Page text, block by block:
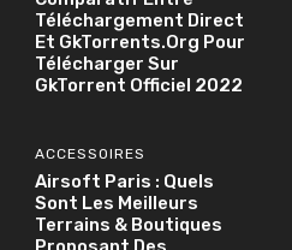
Téléchargement Direct
Et GkTorrents.org Pour
Télécharger Sur
GkTorrent Officiel 2022
ACCESSOIRES
Airsoft Paris : Quels
Sont Les Meilleurs
Terrains & Boutiques